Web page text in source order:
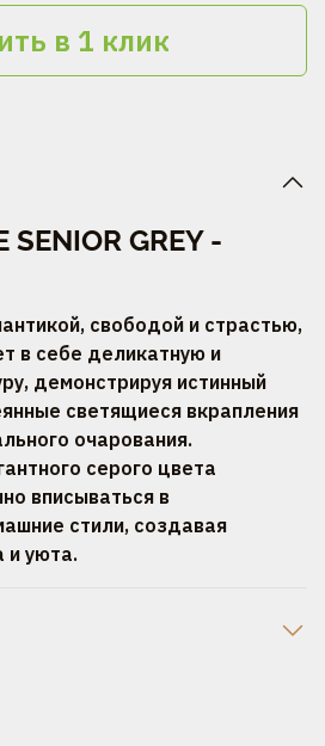
в 1 клик
SENIOR GREY -
свободой и страстью,
в себе деликатную и
демонстрируя истинный
светящиеся вкрапления
очарования.
серого цвета
вписываться в
стили, создавая
и уюта.